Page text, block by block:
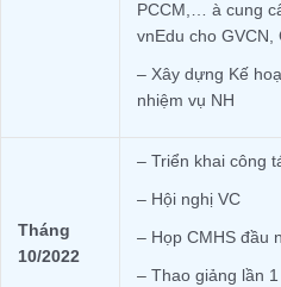
PCCM,… à cung
vnEdu cho GVCN,
– Xây dựng Kế
nhiệm vụ NH
Tháng
10/2022
– Triển khai công
– Hội nghị VC
– Họp CMHS đầu
– Thao giảng lần 1